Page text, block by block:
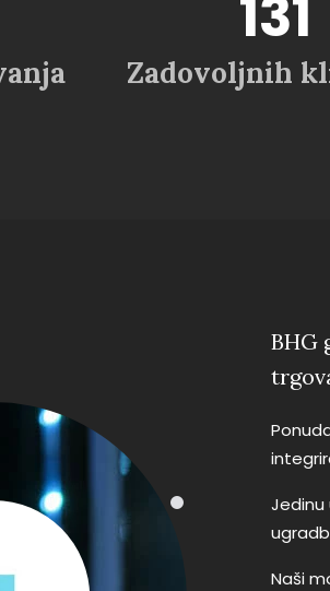
170+
Zadovoljnih
BHG
Naši